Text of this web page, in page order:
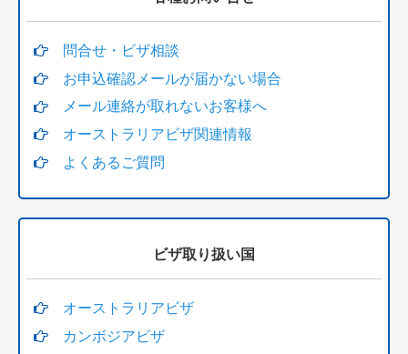
問合せ・ビザ相談
お申込確認メールが届かない場合
メール連絡が取れないお客様へ
オーストラリアビザ関連情報
よくあるご質問
ビザ取り扱い国
オーストラリアビザ
カンボジアビザ